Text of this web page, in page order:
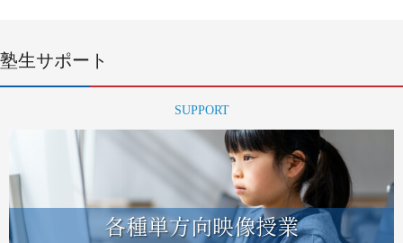
ー
シ
塾生サポート
SUPPORT
各種単方向映像授業